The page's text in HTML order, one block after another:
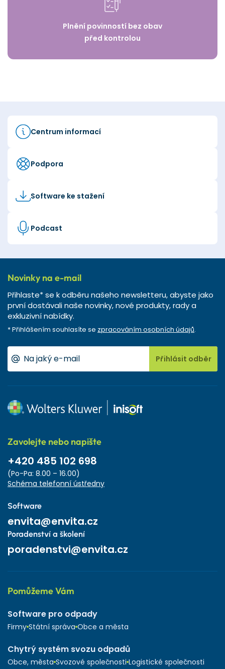
Plnění povinností bez obav
před kontrolou
Centrum informací
Podpora
Software ke stažení
Podcast
Novinky na e-mail
Přihlaste* se k odběru našeho newsletteru, abyste jako
první dostávali naše novinky, nové produkty, rady a
exkluzivní nabídky.
* Přihlášením souhlasíte se zpracováním osobních údajů.
Přihlásit odběr
Zavolejte nebo napište
+420 485 102 698
(Po-Pa: 8.00 – 16.00)
Schéma telefonní ústředny
Software
envita@envita.cz
Poradenství a školení
poradenstvi@envita.cz
Pomůžeme Vám
Software pro odpady
Firmy Státní správa Obce a města
Chytrý systém svozu odpadů
Obce, města Svozové společnosti Logistické společnosti